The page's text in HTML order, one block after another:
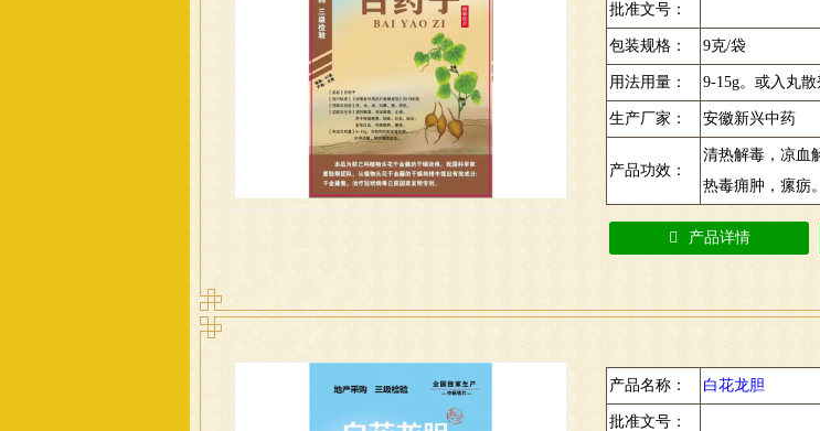
批准文号：
包装规格： 9克/袋
用法用量： 9-15g。或入丸
生产厂家： 安徽新兴中药
产品功效：
清热解毒，凉血
热毒痈肿，瘰疬。
产品详情
产品名称： 白花龙胆
批准文号：